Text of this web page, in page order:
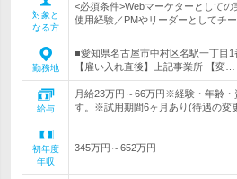
対象と
なる方
<必須条件>Webマーケターとして
使用経験／PMやリーダーとしてチ
勤務地
■愛知県名古屋市中村区名駅一丁目
【雇い入れ直後】上記事業所 【変…
給与
月給23万円～66万円※経験・年齢・
す。※試用期間6ヶ月あり(待遇の変
初年度
年収
345万円～652万円